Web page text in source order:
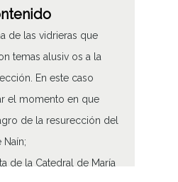
de las vidrieras que
temas alusiv os a la
En este caso
el momento en que
de la resurección del
Naín;
de la Catedral de María